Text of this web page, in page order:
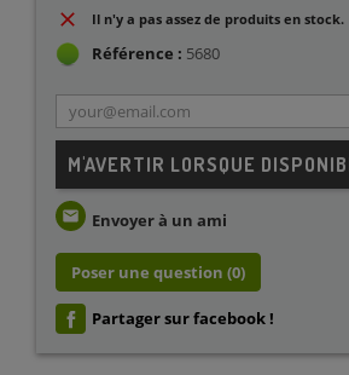
Il n'y a pas assez de produits en stock.
Référence : 5680
M'AVERTIR LORSQUE
email Envoyer à un ami
Poser une question (0)
Partager sur facebook !